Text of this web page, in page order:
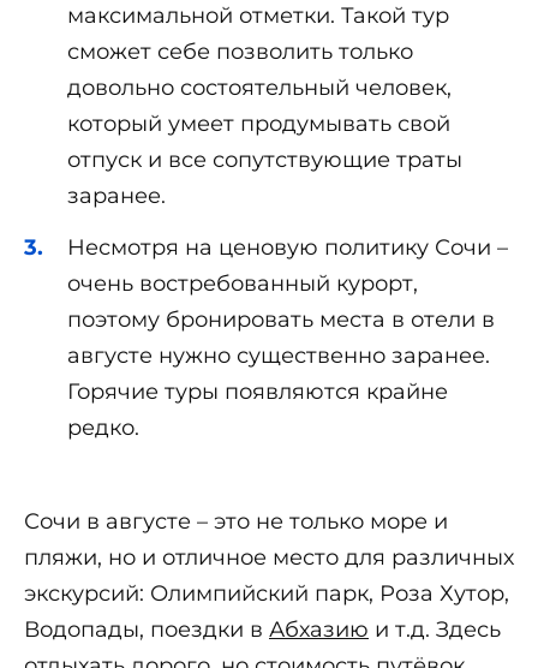
максимальной отметки. Такой тур
сможет себе позволить только
довольно состоятельный человек,
который умеет продумывать свой
отпуск и все сопутствующие траты
заранее.
Несмотря на ценовую политику Сочи –
очень востребованный курорт,
поэтому бронировать места в отели в
августе нужно существенно заранее.
Горячие туры появляются крайне
редко.
Сочи в августе – это не только море и
пляжи, но и отличное место для различных
экскурсий: Олимпийский парк, Роза Хутор,
Водопады, поездки в Абхазию и т.д. Здесь